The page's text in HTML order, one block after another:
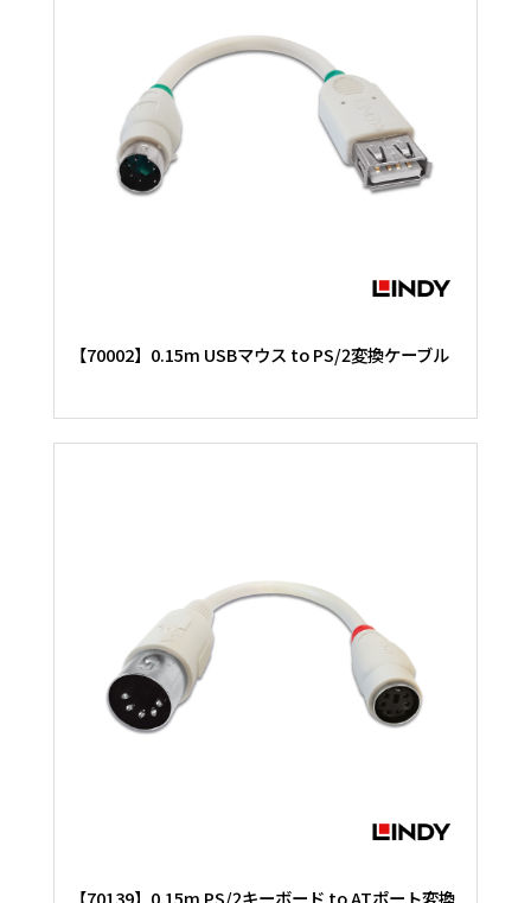
【70002】0.15m USBマウス to PS/2変換ケーブル
【70139】0.15m PS/2キーボード to ATポート変換